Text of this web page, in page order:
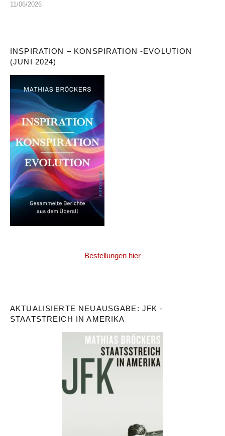
11/06/2026
INSPIRATION – KONSPIRATION -EVOLUTION
(JUNI 2024)
Bestellungen hier
AKTUALISIERTE NEUAUSGABE: JFK -
STAATSTREICH IN AMERIKA